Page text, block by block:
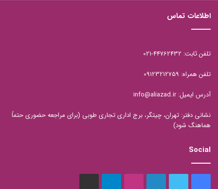
اطلاعات تماس
تلفن ثابت: 44762432-021
تلفن همراه: 09123212759
آدرس ایمیل: info@aliazad.ir
نشانی دفتر: تهران، چیتگر، برج اداری تجاری طوبی (برای مراجعه حضوری حتماً
هماهنگ شود)
Social